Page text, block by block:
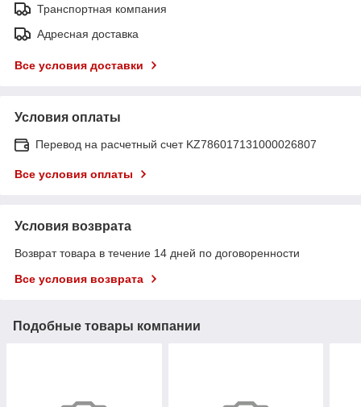
Транспортная компания
Адресная доставка
Все условия доставки
Условия оплаты
Перевод на расчетный счет KZ786017131000026807
Все условия оплаты
Условия возврата
Возврат товара в течение 14 дней по договоренности
Все условия возврата
Подобные товары компании